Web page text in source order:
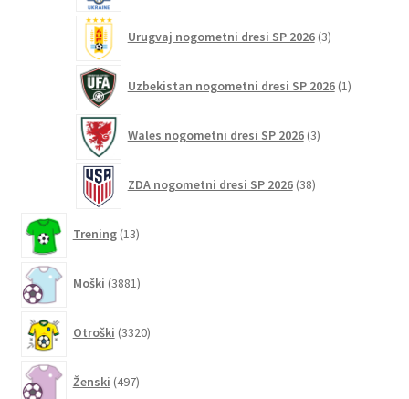
Urugvaj nogometni dresi SP 2026 3izdelki
Uzbekistan nogometni dresi SP 2026 1izdelek
Wales nogometni dresi SP 2026 3izdelki
ZDA nogometni dresi SP 2026 38izdelkov
Trening 13izdelkov
Moški 3881izdelkov
Otroški 3320izdelkov
Ženski 497izdelkov